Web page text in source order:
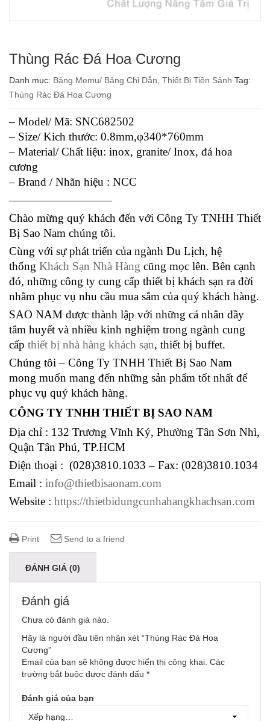
Thùng Rác Đá Hoa Cương
Danh mục: Bảng Memu/ Bảng Chỉ Dẫn, Thiết Bị Tiền Sảnh Tag:
Thùng Rác Đá Hoa Cương
– Model/ Mã: SNC682502
– Size/ Kich thước: 0.8mm,φ340*760mm
– Material/ Chất liệu: inox, granite/ Inox, đá hoa
cương
– Brand / Nhãn hiệu : NCC
—————————
Chào mừng quý khách đến với Công Ty TNHH Thiết
Bị Sao Nam chúng tôi.
Cùng với sự phát triển của ngành Du Lịch, hệ
thống Khách Sạn Nhà Hàng cũng mọc lên. Bên cạnh
đó, những công ty cung cấp thiết bị khách sạn ra đời
nhằm phục vụ nhu cầu mua sắm của quý khách hàng.
SAO NAM được thành lập với những cá nhân đầy
tâm huyết và nhiều kinh nghiệm trong ngành cung
cấp thiết bị nhà hàng khách sạn, thiết bị buffet.
Chúng tôi – Công Ty TNHH Thiết Bị Sao Nam
mong muốn mang đến những sản phẩm tốt nhất để
phục vụ quý khách hàng.
CÔNG TY TNHH THIẾT BỊ SAO NAM
Địa chỉ : 132 Trương Vĩnh Ký, Phường Tân Sơn Nhì,
Quận Tân Phú, TP.HCM
Điện thoại : (028)3810.1033 – Fax: (028)3810.1034
Email : info@thietbisaonam.com
Website : https://thietbidungcunhahangkhachsan.com
Print Send to a friend
ĐÁNH GIÁ (0)
Đánh giá
Chưa có đánh giá nào.
Hãy là người đầu tiên nhận xét “Thùng Rác Đá Hoa
Cương”
Email của bạn sẽ không được hiển thị công khai. Các
trường bắt buộc được đánh dấu *
Đánh giá của bạn